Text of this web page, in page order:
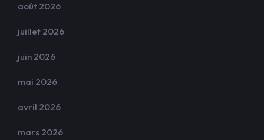
août 2026
juillet 2026
juin 2026
mai 2026
avril 2026
mars 2026